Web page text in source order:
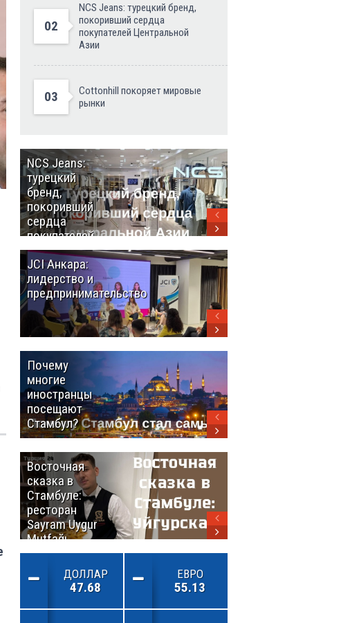
02
NCS Jeans: турецкий бренд,
покоривший сердца
покупателей Центральной
Азии
03
Cottonhill покоряет мировые
рынки
NCS Jeans:
турецкий
бренд,
покоривший
сердца
покупателей
Центральной
Азии
JCI Анкара:
лидерство и
предпринимательство
Почему
многие
иностранцы
посещают
Стамбул?
Восточная
сказка в
Стамбуле:
ресторан
Sayram Uygur
Mutfağı
ДОЛЛАР
47.68
ЕВРО
55.13